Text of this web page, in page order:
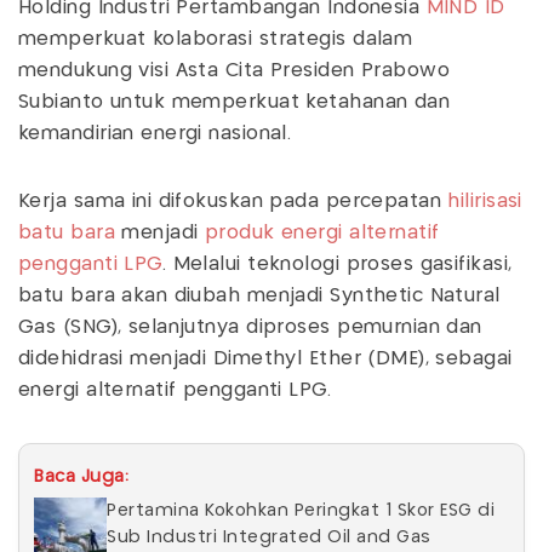
Holding Industri Pertambangan Indonesia MIND ID
memperkuat kolaborasi strategis dalam
mendukung visi Asta Cita Presiden Prabowo
Subianto untuk memperkuat ketahanan dan
kemandirian energi nasional.
Kerja sama ini difokuskan pada percepatan hilirisasi
batu bara menjadi produk energi alternatif
pengganti LPG. Melalui teknologi proses gasifikasi,
batu bara akan diubah menjadi Synthetic Natural
Gas (SNG), selanjutnya diproses pemurnian dan
didehidrasi menjadi Dimethyl Ether (DME), sebagai
energi alternatif pengganti LPG.
Baca Juga:
Pertamina Kokohkan Peringkat 1 Skor ESG di
Sub Industri Integrated Oil and Gas